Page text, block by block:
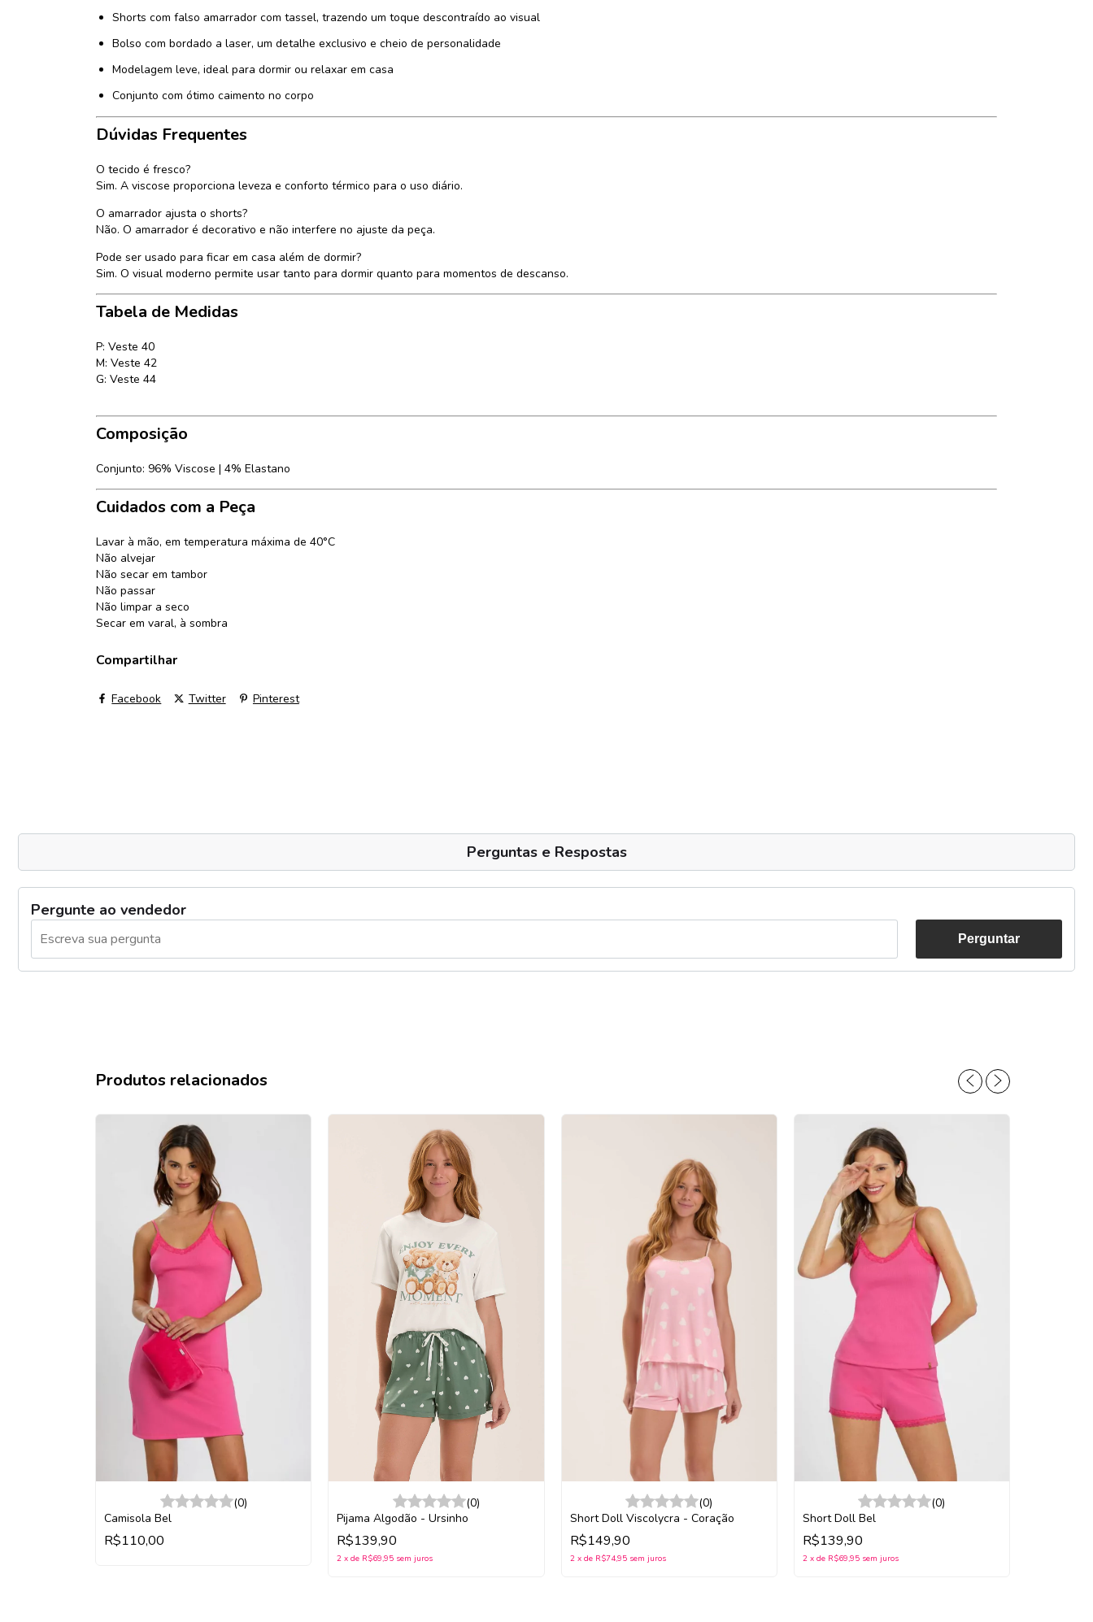
Shorts com falso amarrador com tassel, trazendo um toque descontraído ao visual
Bolso com bordado a laser, um detalhe exclusivo e cheio de personalidade
Modelagem leve, ideal para dormir ou relaxar em casa
Conjunto com ótimo caimento no corpo
Dúvidas Frequentes
O tecido é fresco?
Sim. A viscose proporciona leveza e conforto térmico para o uso diário.
O amarrador ajusta o shorts?
Não. O amarrador é decorativo e não interfere no ajuste da peça.
Pode ser usado para ficar em casa além de dormir?
Sim. O visual moderno permite usar tanto para dormir quanto para momentos de descanso.
Tabela de Medidas
P: Veste 40
M: Veste 42
G: Veste 44
Composição
Conjunto: 96% Viscose | 4% Elastano
Cuidados com a Peça
Lavar à mão, em temperatura máxima de 40°C
Não alvejar
Não secar em tambor
Não passar
Não limpar a seco
Secar em varal, à sombra
Compartilhar
Facebook Twitter Pinterest
Perguntas e Respostas
Pergunte ao vendedor
Perguntar
Produtos relacionados
(0)
Camisola Bel
R$110,00
(0)
Pijama Algodão - Ursinho
R$139,90
2 xde R$69,95 sem juros
(0)
Short Doll Viscolycra - Coração
R$149,90
2 x de R$74,95 sem juros
(0)
Short Doll Bel
R$139,90
2 x de R$69,95 sem juros